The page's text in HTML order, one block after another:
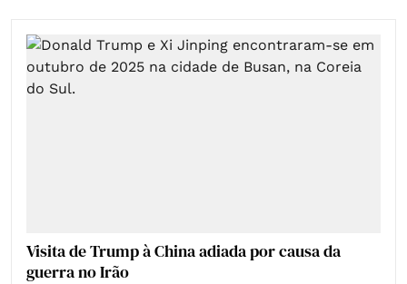
Visita de Trump à China adiada por causa da
guerra no Irão